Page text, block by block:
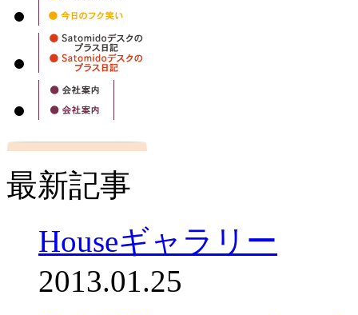
最新記事
Houseギャラリー
2013.01.25